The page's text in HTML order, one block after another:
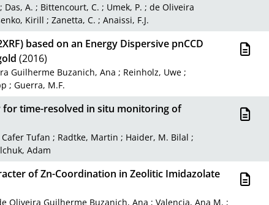
XML
; Das, A. ; Bittencourt, C. ; Umek, P. ;de Oliveira
Kirill ; Zanetta, C. ; Anaissi, F.J.
based on an Energy Dispersive pnCCD
(2016)
Guilherme Buzanich, Ana ; Reinholz, Uwe ;
; Guerra, M.F.
time-resolved in situ monitoring of
Tufan ; Radtke, Martin ; Haider, M. Bilal ;
Adam
of Zn-Coordination in Zeolitic Imidazolate
Oliveira Guilherme Buzanich, Ana ;Valencia, Ana M. ;